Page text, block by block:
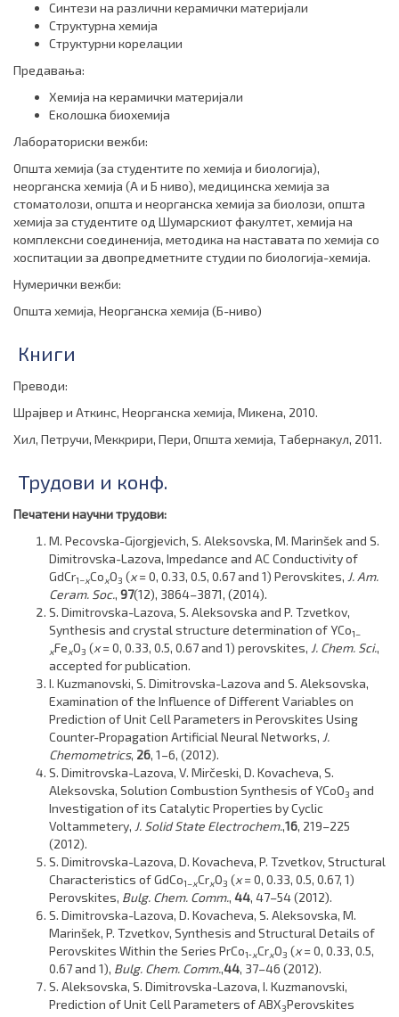
Синтези на различни керамички материјали
Структурна хемија
Структурни корелации
Предавања:
Хемија на керамички материјали
Еколошка биохемија
Лабораториски вежби:
Општа хемија (за студентите по хемија и биологија),
неорганска хемија (А и Б ниво), медицинска хемија за
стоматолози, општа и неорганска хемија за биолози, општа
хемија за студентите од Шумарскиот факултет, хемија на
комплексни соединенија, методика на наставата по хемија со
хоспитации за дво­пред­мет­ни­те студии по биологија-хемија.
Нумерички вежби:
Општа хемија, Неорганска хемија (Б-ниво)
Книги
Преводи:
Шрајвер и Аткинс, Неорганска хемија, Микена, 2010.
Хил, Петручи, Меккрири, Пери, Општа хемија, Табернакул, 2011.
Трудови и конф.
Печатени научни трудови:
M. Pecovska-Gjorgjevich, S. Aleksovska, M. Marinšek and S.
Dimitrovska-Lazova, Impedance and AC Conductivity of
GdCr1−xCoxO3 (x= 0, 0.33, 0.5, 0.67 and 1) Perovskites, J. Am.
Ceram. Soc., 97(12), 3864–3871, (2014).
S. Dimitrovska-Lazova, S. Aleksovska and P. Tzvetkov,
Synthesis and crystal structure determination of YCo1–
xFexO3 (x= 0, 0.33, 0.5, 0.67 and 1) perovskites, J. Chem. Sci.,
accepted for publication.
I. Kuzmanovski, S. Dimitrovska-Lazova and S. Aleksovska,
Examination of the Influence of Different Variables on
Prediction of Unit Cell Parameters in Perovskites Using
Counter-Propagation Artificial Neural Networks, J.
Chemometrics, 26, 1–6, (2012).
S. Dimitrovska-Lazova, V. Mirčeski, D. Kovacheva, S.
Aleksovska, Solution Combustion Synthesis of YCoO3 and
Investigation of its Catalytic Properties by Cyclic
Voltammetery, J. Solid State Electrochem.,16, 219–225
(2012).
S. Dimitrovska-Lazova, D. Kovacheva, P. Tzvetkov, Structural
Characteristics of GdCo1–xCrxO3 (x= 0, 0.33, 0.5, 0.67, 1)
Perovskites, Bulg. Chem. Comm., 44, 47–54 (2012).
S. Dimitrovska-Lazova, D. Kovacheva, S. Aleksovska, M.
Marinšek, P. Tzvetkov, Synthesis and Structural Details of
Perovskites Within the Series PrCo1‑xCrxO3 (x= 0, 0.33, 0.5,
0.67 and 1), Bulg. Chem. Comm.,44, 37–46 (2012).
S. Aleksovska, S. Dimitrovska-Lazova, I. Kuzmanovski,
Prediction of Unit Cell Parameters of ABX3Perovskites